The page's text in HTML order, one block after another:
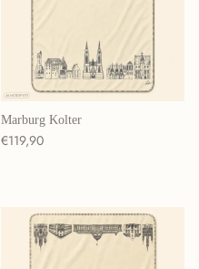
Marburg Kolter
Normaler Preis
€119,90